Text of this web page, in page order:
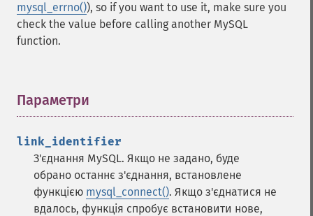
mysql_errno()), so if you want to use it, make sure you
check the value before calling another MySQL
function.
Параметри
link_identifier
З'єднання MySQL. Якщо не задано, буде
обрано останнє з'єднання, встановлене
функцією mysql_connect(). Якщо з'єднатися не
вдалось, функція спробує встановити нове,